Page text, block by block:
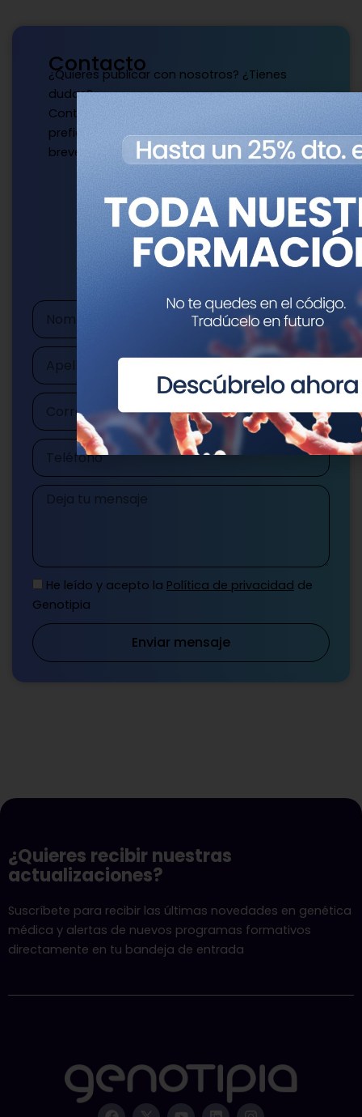
Contacto
¿Quieres publicar con nosotros? ¿Tienes
dudas?
Contacta con nosotros de la manera que
prefieras y te responderemos a la mayor
brevedad.
Escríbenos
publicaciones@genotipia.com
Nombre
Apellidos
Correo
electrónico
Teléfono
Mensaje
He leído y acepto la Política de privacidad de
Genotipia
Enviar mensaje
¿Quieres recibir nuestras
actualizaciones?
Suscríbete para recibir las últimas novedades en genética
médica y alertas de nuevos programas formativos
directamente en tu bandeja de entrada
F X Y L I